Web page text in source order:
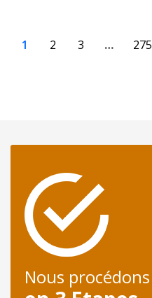
1 2 3 … 275
Nous procédons